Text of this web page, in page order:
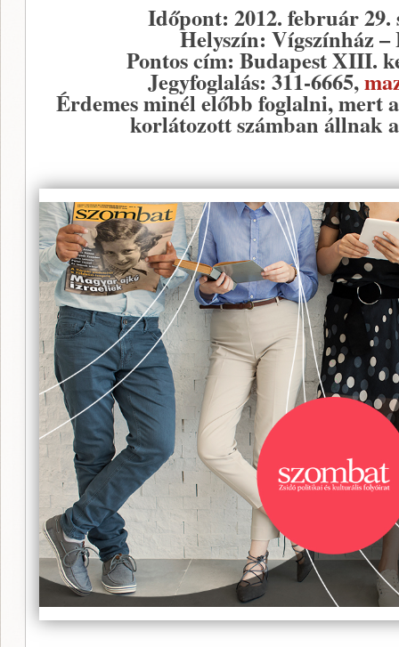
Időpont: 2012. február 29.
Helyszín: Vígszínház
Pontos cím: Budapest XIII.
Jegyfoglalás: 311-6665,
Érdemes minél előbb foglalni, mert
korlátozott számban állnak